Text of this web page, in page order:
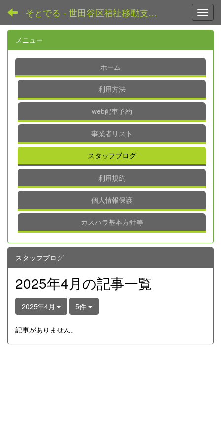
そとでる - 世田谷区福祉移動支援センター
メニュー
ホーム
利用方法
web配車予約
事業者リスト
スタッフブログ
利用規約
個人情報保護
カスハラ基本方針等
スタッフブログ
2025年4月の記事一覧
2025年4月 5件
記事がありません。